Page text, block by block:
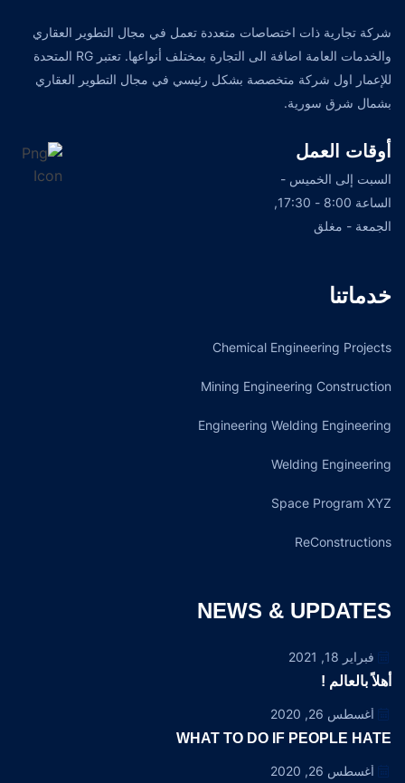
شركة تجارية ذات اختصاصات متعددة تعمل في مجال التطوير العقاري
والخدمات العامة اضافة الى التجارة بمختلف أنواعها. تعتبر RG المتحدة
للإعمار اول شركة متخصصة بشكل رئيسي في مجال التطوير العقاري
بشمال شرق سورية.
أوقات العمل
السبت إلى الخميس -
الساعة 8:00 - 17:30,
الجمعة - مغلق
خدماتنا
Chemical Engineering Projects
Mining Engineering Construction
Engineering Welding Engineering
Welding Engineering
Space Program XYZ
ReConstructions
NEWS & UPDATES
فبراير 18, 2021
أهلاً بالعالم !
أغسطس 26, 2020
WHAT TO DO IF PEOPLE HATE
أغسطس 26, 2020